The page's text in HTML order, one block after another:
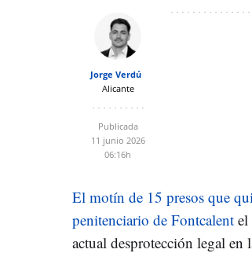
Jorge Verdú
Alicante
Publicada
11 junio 2026
06:16h
El motín de 15 presos que
penitenciario de Fontcalent el
actual desprotección legal en